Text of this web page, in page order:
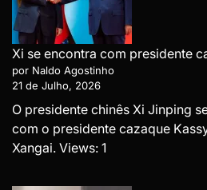
Xi se encontra com presidente
por Naldo Agostinho
21 de Julho, 2026
O presidente chinês Xi Jinping
com o presidente cazaque
Xangai. Views: 1